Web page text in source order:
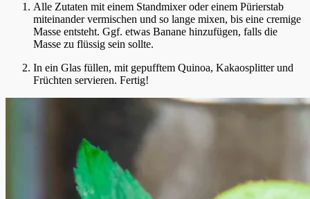
Alle Zutaten mit einem Standmixer oder einem Pürierstab
miteinander vermischen und so lange mixen, bis eine cremige
Masse entsteht. Ggf. etwas Banane hinzufügen, falls die
Masse zu flüssig sein sollte.
In ein Glas füllen, mit gepufftem Quinoa, Kakaosplitter und
Früchten servieren. Fertig!